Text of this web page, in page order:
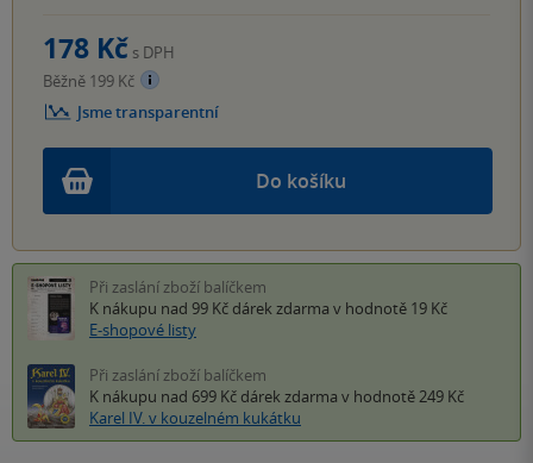
Do košíku
178 Kč s DPH
Běžně 199 Kč
Jsme transparentní
Při zaslání zboží balíčkem
K nákupu nad 99 Kč dárek zdarma v hodnotě 19 Kč
E-shopové listy
Při zaslání zboží balíčkem
K nákupu nad 699 Kč dárek zdarma v hodnotě 249 Kč
Karel IV. v kouzelném kukátku